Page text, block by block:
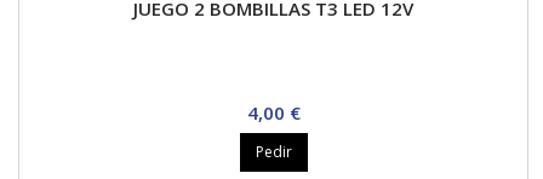
JUEGO 2 BOMBILLAS T3 LED 12V
Precio
4,00 €
Pedir